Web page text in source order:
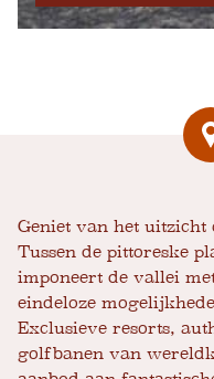
Geniet van het uitzicht
Tussen de pittoreske
imponeert de vallei
eindeloze
Exclusieve resorts,
golfbanen van